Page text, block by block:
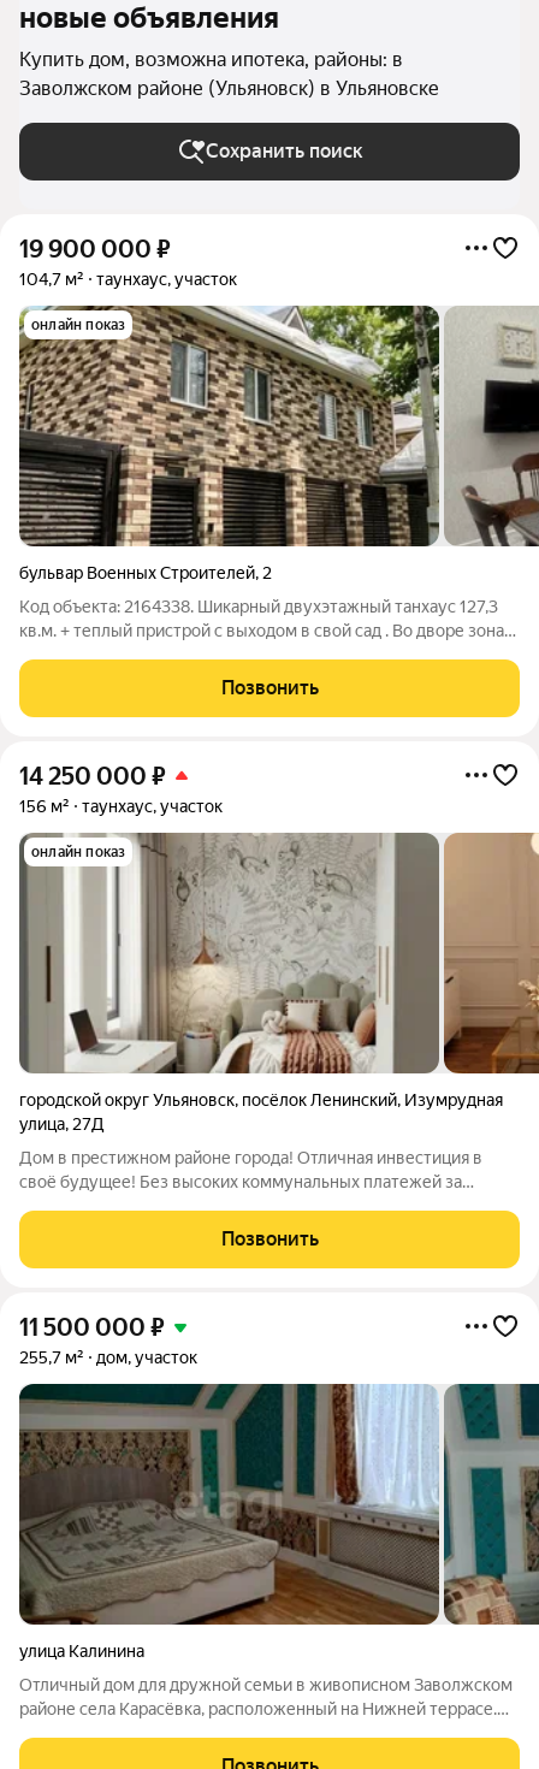
новые объявления
Купить дом, возможна ипотека, районы: в
Заволжском районе (Ульяновск) в Ульяновске
Сохранить поиск
19 900 000 ₽
104,7 м² таунхаус, участок
онлайн показ
бульвар Военных Строителей, 2
Код объекта: 2164338. Шикарный двухэтажный танхаус 127,3
кв.м. + теплый пристрой с выходом в свой сад . Во дворе зона
чистом районе, где нет ни шума, ни городской суеты. В
благоустроенном месте,
Позвонить
14 250 000 ₽
156 м² таунхаус, участок
онлайн показ
городской округ Ульяновск, посёлок Ленинский, Изумрудная
улица, 27Д
Дом в престижном районе города! Отличная инвестиция в
своё будущее! Без высоких коммунальных платежей за
не возникнет дом 9+ этажей! В строительстве применены
новейшие технологии и материалы
Позвонить
11 500 000 ₽
255,7 м² дом, участок
улица Калинина
Отличный дом для дружной семьи в живописном Заволжском
районе села Карасёвка, расположенный на Нижней террасе.
бетонных блоков, выполнен в южном архитектурном стиле и